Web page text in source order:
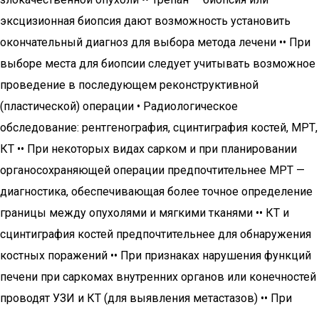
эксцизионная биопсия дают возможность установить
окончательный диагноз для выбора метода лечени •• При
выборе места для биопсии следует учитывать возможное
проведение в последующем реконструктивной
(пластической) операции • Радиологическое
обследование: рентгенография, сцинтиграфия костей, МРТ,
КТ •• При некоторых видах сарком и при планировании
органосохраняющей операции предпочтительнее МРТ —
диагностика, обеспечивающая более точное определение
границы между опухолями и мягкими тканями •• КТ и
сцинтиграфия костей предпочтительнее для обнаружения
костных поражений •• При признаках нарушения функций
печени при саркомах внутренних органов или конечностей
проводят УЗИ и КТ (для выявления метастазов) •• При